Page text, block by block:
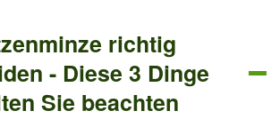
richtig
- Diese 3 Dinge
Sie beachten